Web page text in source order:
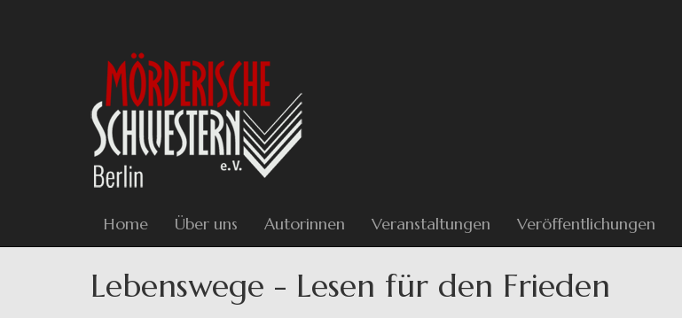
Home Über uns Autorinnen Veranstaltungen Veröffentlichungen
Lebenswege - Lesen für den Frieden